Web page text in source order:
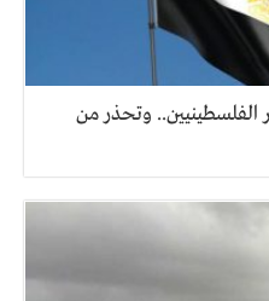
الفلسطينيين.. وتحذر من